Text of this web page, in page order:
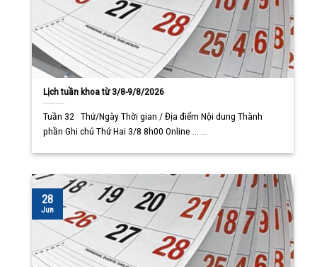
Lịch tuần khoa từ 3/8-9/8/2026
Tuần 32 Thứ/Ngày Thời gian / Địa điểm Nội dung Thành
phần Ghi chú Thứ Hai 3/8 8h00 Online ... ...
28
Jun